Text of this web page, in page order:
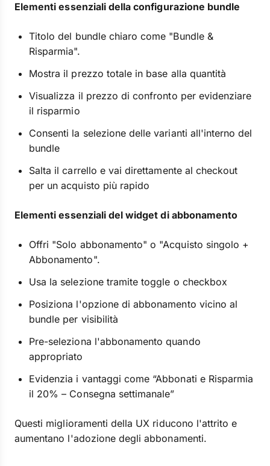
Elementi essenziali della configurazione bundle
Titolo del bundle chiaro come "Bundle &
Risparmia".
Mostra il prezzo totale in base alla quantità
Visualizza il prezzo di confronto per evidenziare
il risparmio
Consenti la selezione delle varianti all'interno del
bundle
Salta il carrello e vai direttamente al checkout
per un acquisto più rapido
Elementi essenziali del widget di abbonamento
Offri "Solo abbonamento" o "Acquisto singolo +
Abbonamento".
Usa la selezione tramite toggle o checkbox
Posiziona l'opzione di abbonamento vicino al
bundle per visibilità
Pre-seleziona l'abbonamento quando
appropriato
Evidenzia i vantaggi come “Abbonati e Risparmia
il 20% – Consegna settimanale”
Questi miglioramenti della UX riducono l'attrito e
aumentano l'adozione degli abbonamenti.